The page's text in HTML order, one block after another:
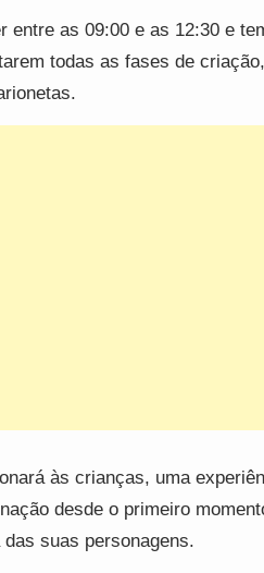
entre as 09:00 e as 12:30 e
todas as fases de
às crianças, uma
desde o primeiro
suas personagens.